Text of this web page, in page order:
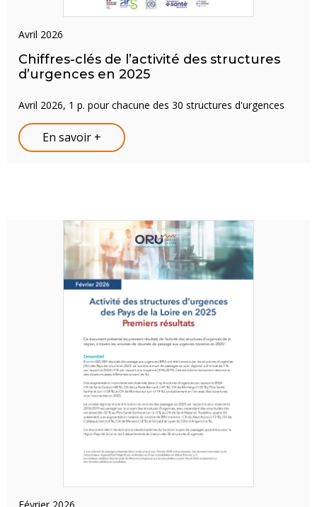
avril 2026
Chiffres-clés de l’activité des structures
d’urgences en 2025
Avril 2026, 1 p. pour chacune des 30 structures d'urgences
En savoir +
février 2026